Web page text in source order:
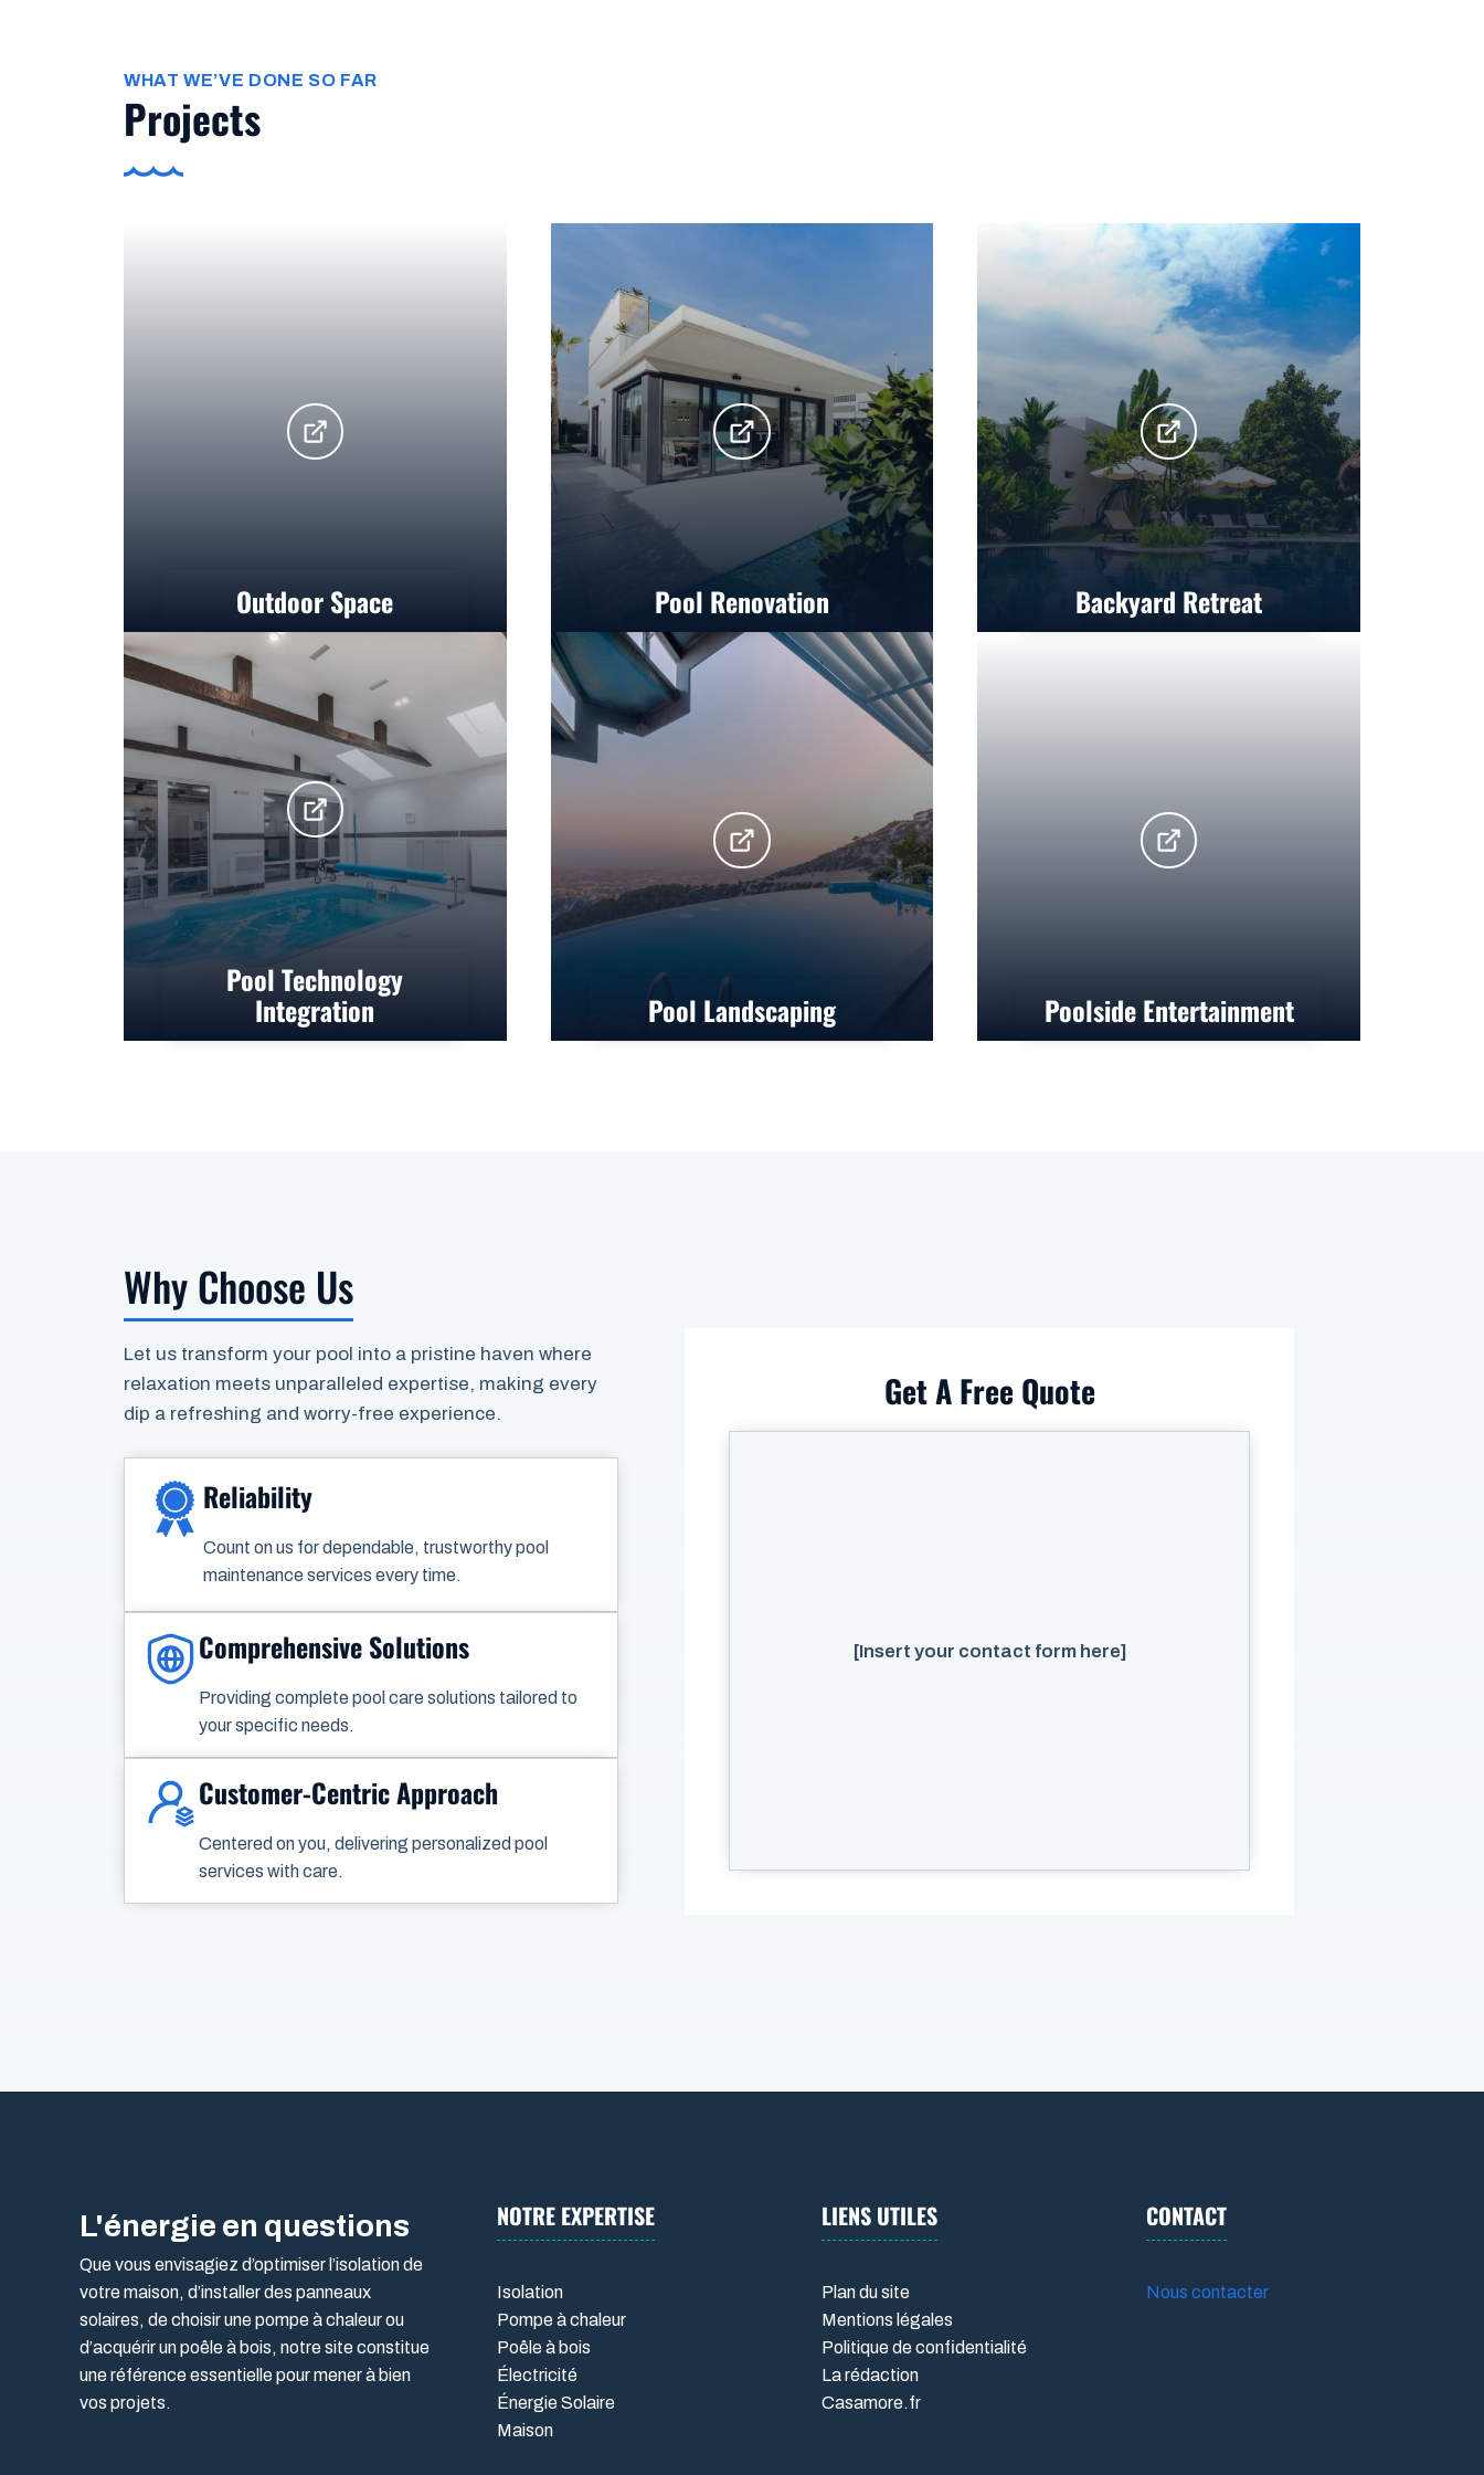
WHAT WE’VE DONE SO FAR
Projects
Outdoor Space Pool Renovation Backyard Retreat
Pool Technology
Integration Pool Landscaping Poolside Entertainment
Why Choose Us
Let us transform your pool into a pristine haven where
relaxation meets unparalleled expertise, making every
dip a refreshing and worry-free experience.
Reliability
Count on us for dependable, trustworthy pool
maintenance services every time.
Comprehensive Solutions
Providing complete pool care solutions tailored to
your specific needs.
Customer-Centric Approach
Centered on you, delivering personalized pool
services with care.
Get A Free Quote
[Insert your contact form here]
L'énergie en questions
Que vous envisagiez d’optimiser l’isolation de
votre maison, d’installer des panneaux
solaires, de choisir une pompe à chaleur ou
d’acquérir un poêle à bois, notre site constitue
une référence essentielle pour mener à bien
vos projets.
NOTRE EXPERTISE
Isolation
Pompe à chaleur
Poêle à bois
Électricité
Énergie Solaire
Maison
LIENS UTILES
Plan du site
Mentions légales
Politique de confidentialité
La rédaction
Casamore.fr
CONTACT
Nous contacter